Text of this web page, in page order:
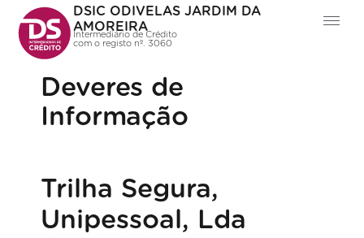
DSIC ODIVELAS JARDIM DA
AMOREIRA
Intermediário de Crédito
com o registo nº. 3060
Deveres de
Informação
Trilha Segura,
Unipessoal, Lda